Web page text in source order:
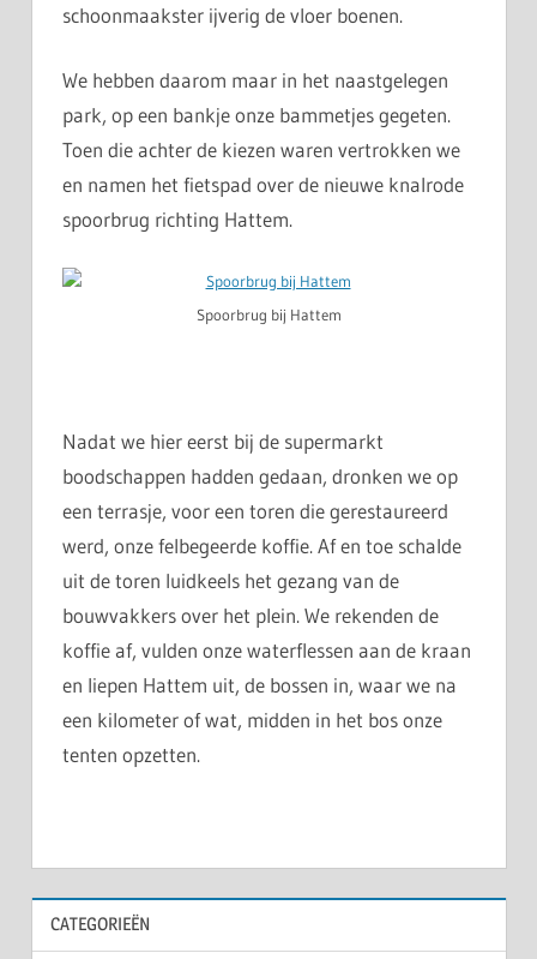
schoonmaakster ijverig de vloer boenen.
We hebben daarom maar in het naastgelegen
park, op een bankje onze bammetjes gegeten.
Toen die achter de kiezen waren vertrokken we
en namen het fietspad over de nieuwe knalrode
spoorbrug richting Hattem.
Spoorbrug bij Hattem
Nadat we hier eerst bij de supermarkt
boodschappen hadden gedaan, dronken we op
een terrasje, voor een toren die gerestaureerd
werd, onze felbegeerde koffie. Af en toe schalde
uit de toren luidkeels het gezang van de
bouwvakkers over het plein. We rekenden de
koffie af, vulden onze waterflessen aan de kraan
en liepen Hattem uit, de bossen in, waar we na
een kilometer of wat, midden in het bos onze
tenten opzetten.
CATEGORIEËN